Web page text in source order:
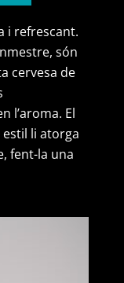
i refrescant.
són
cervesa de
l’aroma. El
estil li atorga
fent-la una